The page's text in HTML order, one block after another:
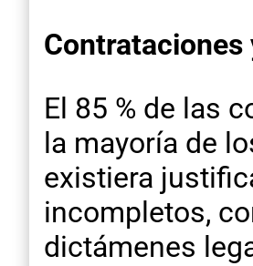
El 85 % de las
la mayoría de
existiera
incompletos,
dictámenes